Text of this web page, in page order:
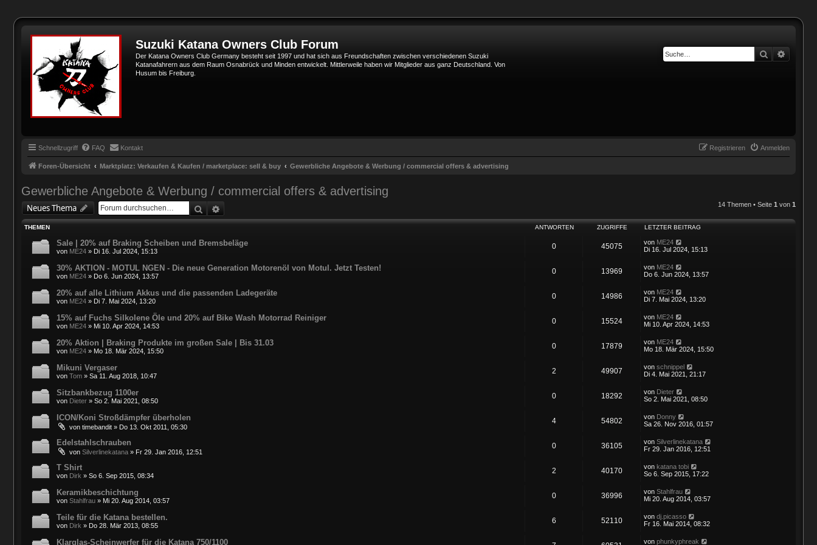
Suzuki Katana Owners Club Forum
Der Katana Owners Club Germany besteht seit 1997 und hat sich aus Freundschaften zwischen verschiedenen Suzuki
Katanafahrern aus dem Raum Osnabrück und Minden entwickelt. Mittlerweile haben wir Mitglieder aus ganz Deutschland. Von
Husum bis Freiburg.
Suche
Schnellzugriff FAQ Kontakt Anmelden
Registrieren
Foren-Übersicht Marktplatz: Verkaufen & Kaufen / marketplace: sell & buy Gewerbliche Angebote & Werbung / commercial offers & advertising
Gewerbliche Angebote & Werbung / commercial offers & advertising
Neues Thema Suche 14 Themen • Seite 1 von 1
THEMEN ANTWORTEN ZUGRIFFE LETZTER BEITRAG
Sale | 20% auf Braking Scheiben und Bremsbeläge
von ME24 » Di 16. Jul 2024, 15:13
0 45075 von ME24
Di 16. Jul 2024, 15:13
30% AKTION - MOTUL NGEN - Die neue Generation Motorenöl von Motul. Jetzt Testen!
von ME24 » Do 6. Jun 2024, 13:57
0 13969 von ME24
Do 6. Jun 2024, 13:57
20% auf alle Lithium Akkus und die passenden Ladegeräte
von ME24 » Di 7. Mai 2024, 13:20
0 14986 von ME24
Di 7. Mai 2024, 13:20
15% auf Fuchs Silkolene Öle und 20% auf Bike Wash Motorrad Reiniger
von ME24 » Mi 10. Apr 2024, 14:53
0 15524 von ME24
Mi 10. Apr 2024, 14:53
20% Aktion | Braking Produkte im großen Sale | Bis 31.03
von ME24 » Mo 18. Mär 2024, 15:50
0 17879 von ME24
Mo 18. Mär 2024, 15:50
Mikuni Vergaser
von Tom » Sa 11. Aug 2018, 10:47
2 49907 von schnippel
Di 4. Mai 2021, 21:17
Sitzbankbezug 1100er
von Dieter » So 2. Mai 2021, 08:50
0 18292 von Dieter
So 2. Mai 2021, 08:50
ICON/Koni Stroßdämpfer überholen
von timebandit » Do 13. Okt 2011, 05:30
4 54802 von Donny
Sa 26. Nov 2016, 01:57
Edelstahlschrauben
von Silverlinekatana » Fr 29. Jan 2016, 12:51
0 36105 von Silverlinekatana
Fr 29. Jan 2016, 12:51
T Shirt
von Dirk » So 6. Sep 2015, 08:34
2 40170 von katana tobi
So 6. Sep 2015, 17:22
Keramikbeschichtung
von Stahlfrau » Mi 20. Aug 2014, 03:57
0 36996 von Stahlfrau
Mi 20. Aug 2014, 03:57
Teile für die Katana bestellen.
von Dirk » Do 28. Mär 2013, 08:55
6 52110 von dj.picasso
Fr 16. Mai 2014, 08:32
Klarglas-Scheinwerfer für die Katana 750/1100 von phunkyphreak